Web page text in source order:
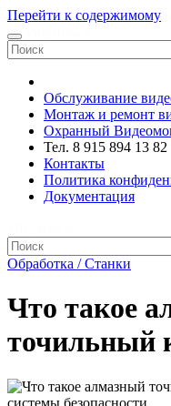
Перейти к содержимому
Обслуживание
Монтаж и ремонт
Охранный
Тел. 8 915 894 13 82
Контакты
Политика
Документация
Обработка / Станки
Что такое
точильный